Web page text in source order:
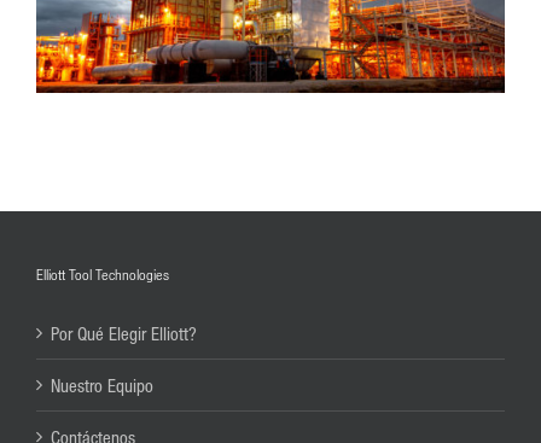
Elliott Tool Technologies
Por Qué Elegir Elliott?
Nuestro Equipo
Contáctenos